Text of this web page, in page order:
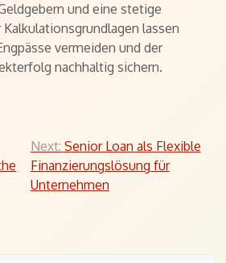
und eine stetige
lassen
vermeiden und der
nachhaltig sichern.
Next: Senior Loan als Flexible
Finanzierungslösung für
Unternehmen